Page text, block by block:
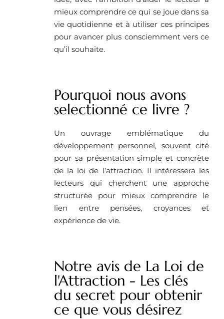
mieux comprendre ce qui se joue dans sa
vie quotidienne et à utiliser ces principes
pour avancer plus consciemment vers ce
qu’il souhaite.
Pourquoi nous avons
selectionné ce livre ?
Un ouvrage emblématique du
développement personnel, souvent cité
pour sa présentation simple et concrète
de la loi de l’attraction. Il intéressera les
lecteurs qui cherchent une approche
structurée pour mieux comprendre le
lien entre pensées, croyances et
expérience de vie.
Notre avis de La Loi de
l'Attraction - Les clés
du secret pour obtenir
ce que vous désirez